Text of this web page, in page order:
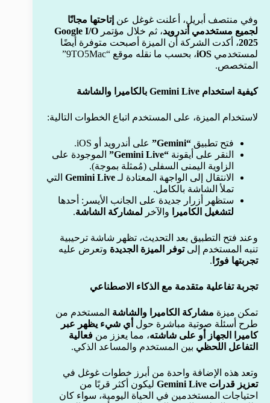
وفي منتصف أبريل، أعلنت غوغل عن إتاحتها مجانًا
لجميع مستخدمي أندرويد، ثم خلال مؤتمر Google I/O
2025، أكدت الشركة أن الميزة أصبحت متوفرة أيضًا
لمستخدمي iOS
، بحسب ما نقله موقع “9TO5Mac”
المتخصص.
كيفية استخدام Gemini Live بالكاميرا والشاشة
لاستخدام الميزة، على المستخدم اتباع الخطوات التالية:
فتح تطبيق “Gemini”
على أندرويد أو iOS.
النقر على أيقونة “Gemini Live”
الموجودة على
الزاوية اليمنى السفلى (مُمثلة بموجة).
الانتقال إلى الواجهة المعتادة لـ Gemini Live التي
تملأ الشاشة بالكامل.
ستظهر أزرار جديدة على الجانب الأيسر: أحدها
لتشغيل الكاميرا
والآخر لمشاركة الشاشة.
وعند فتح التطبيق بعد التحديث، تظهر شاشة ترحيبية
تنبه المستخدم إلىتوفر الميزة الجديدة وتعرض عليه
تجربتها فورًا .
تجربة تفاعلية متقدمة مع الذكاء الاصطناعي
تمكن ميزة مشاركة الكاميرا والشاشة المستخدم من
طرح أسئلة صوتية مباشرة حول أي شيء يظهر عبر
كاميرا الجهاز أو على شاشته، مما يعزز من فعالية
التفاعل اللحظي بين المستخدم والمساعد الذكي.
وتعد هذه الإضافة واحدة من أبرز خطوات غوغل في
تعزيز قدرات Gemini Live
ليكون أكثر قربًا من
احتياجات المستخدمين في الحياة اليومية، سواء كان